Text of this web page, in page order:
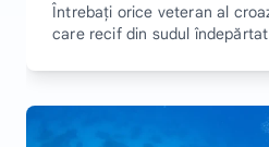
Întrebați orice veteran al
care recif din sudul